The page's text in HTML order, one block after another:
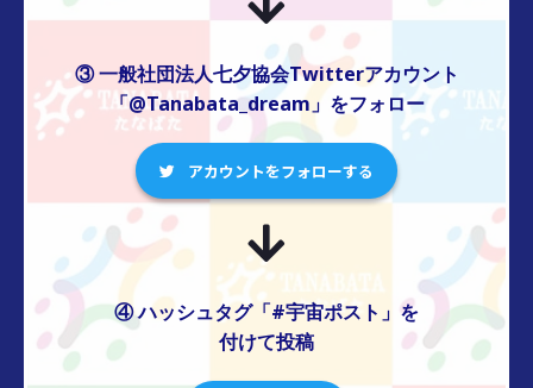
③ 一般社団法人七夕協会Twitterアカウント
「@Tanabata_dream」をフォロー
アカウントをフォローする
④ ハッシュタグ「#宇宙ポスト」を
付けて投稿